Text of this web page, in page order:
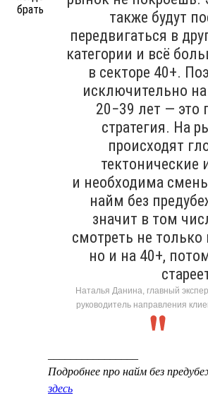
также будут
передвигаться в
категории и всё
в секторе 40+.
исключительно
20−39 лет — это
стратегия. На
происходят
тектонические
и необходима
найм без
значит в том
смотреть не только
но и на 40+,
Наталья Данина, главный
руководитель направления
Подробнее про найм без
здесь